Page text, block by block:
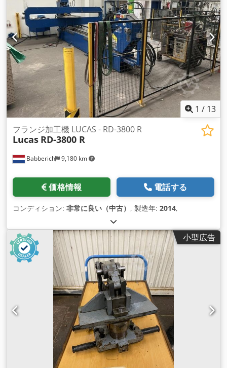
8000mm 高さ 4500mm 重量 60000kg ご注意：このページに
記載されている情報は、弊社、および可能な限り製造元から誠
実に入手したものです。したがって、あなたは、すべての 重要
な詳細を確認することをお勧めしますを表すか、または
contracting.Weされません。
1 / 13
Babberich 9,180 km
フランジ加工機 LUCAS - RD-3800 R
Lucas RD-3800 R
価格情報 電話する
コンディション: 非常に良い（中古） , 製造年: 2014,
小型広告